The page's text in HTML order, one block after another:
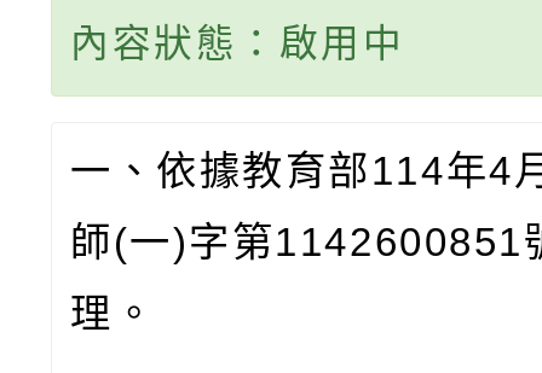
內容狀態：啟用中
一、 依據教育部114年4
師(一)字第1142600851
理。